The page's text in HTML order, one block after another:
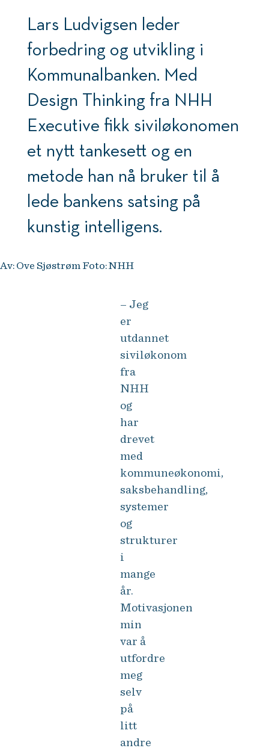
Lars Ludvigsen leder
forbedring og utvikling i
Kommunalbanken. Med
Design Thinking fra NHH
Executive fikk siviløkonomen
et nytt tankesett og en
metode han nå bruker til å
lede bankens satsing på
kunstig intelligens.
Av: Ove Sjøstrøm Foto: NHH
– Jeg
er
utdannet
siviløkonom
fra
NHH
og
har
drevet
med
kommuneøkonomi,
saksbehandling,
systemer
og
strukturer
i
mange
år.
Motivasjonen
min
var å
utfordre
meg
selv
på
litt
andre